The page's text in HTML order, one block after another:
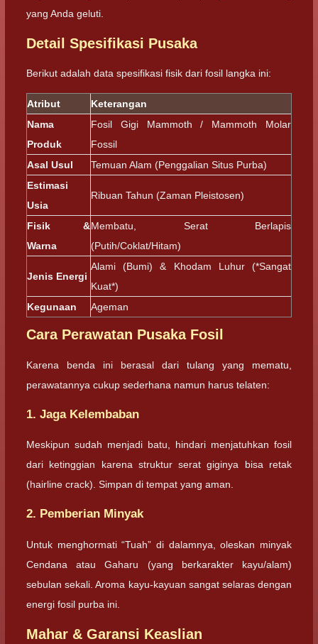
yang Anda geluti.
Detail Spesifikasi Pusaka
Berikut adalah data spesifikasi fisik dari fosil langka ini:
Atribut
Keterangan
Nama
Produk
Fosil Gigi Mammoth / Mammoth Molar
Fossil
Asal Usul
Temuan Alam (Penggalian Situs Purba)
Estimasi
Usia
Ribuan Tahun (Zaman Pleistosen)
Fisik &
Warna
Membatu, Serat Berlapis
(Putih/Coklat/Hitam)
Jenis Energi
Alami (Bumi) & Khodam Luhur (*Sangat
Kuat*)
Kegunaan
Ageman
Cara Perawatan Pusaka Fosil
Karena benda ini berasal dari tulang yang mematu,
perawatannya cukup sederhana namun harus telaten:
1. Jaga Kelembaban
Meskipun sudah menjadi batu, hindari menjatuhkan fosil
dari ketinggian karena struktur serat giginya bisa retak
(hairline crack). Simpan di tempat yang aman.
2. Pemberian Minyak
Untuk menghormati “Tuah” di dalamnya, oleskan minyak
Cendana atau Gaharu (yang berkarakter kayu/alam)
sebulan sekali. Aroma kayu-kayuan sangat selaras dengan
energi fosil purba ini.
Mahar & Garansi Keaslian